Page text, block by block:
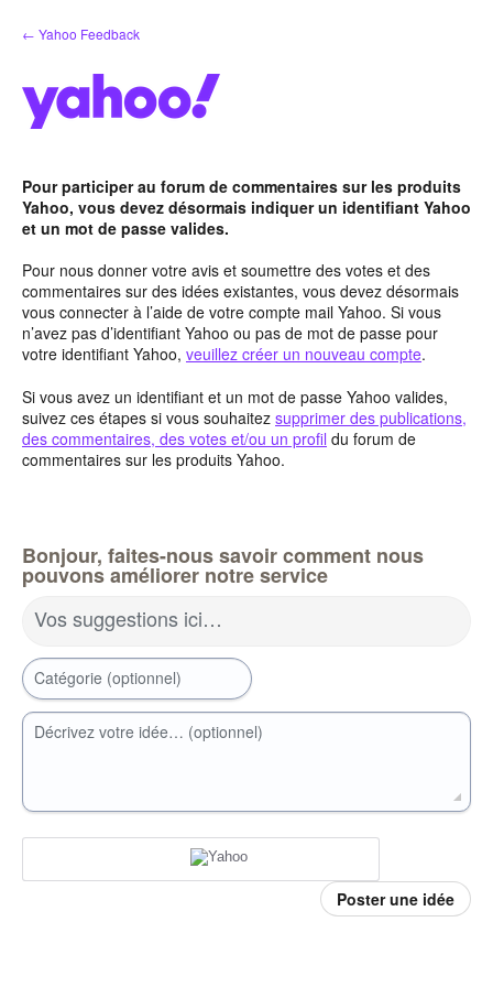
Aller
au
← Yahoo Feedback
Pour participer au forum de commentaires sur les produits
Yahoo, vous devez désormais indiquer un identifiant Yahoo
et un mot de passe valides.
Pour nous donner votre avis et soumettre des votes et des
commentaires sur des idées existantes, vous devez désormais
vous connecter à l’aide de votre compte mail Yahoo. Si vous
n’avez pas d’identifiant Yahoo ou pas de mot de passe pour
votre identifiant Yahoo, veuillez créer un nouveau compte.
Si vous avez un identifiant et un mot de passe Yahoo valides,
suivez ces étapes si vous souhaitez supprimer des publications,
des commentaires, des votes et/ou un profil du forum de
commentaires sur les produits Yahoo.
Bonjour, faites-nous savoir comment nous
pouvons améliorer notre service
Vos suggestions ici…
Catégorie (optionnel)
Décrivez votre idée… (optionnel)
Poster une idée